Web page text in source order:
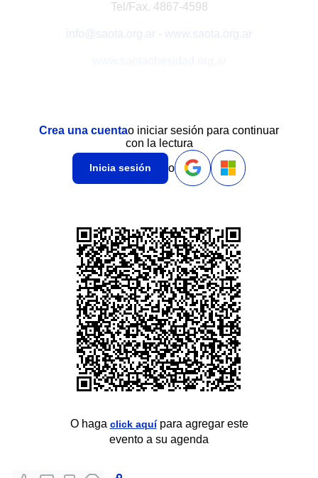
Tel/Fax. 4867-4598
info@saota.org.ar - www.saota.org.ar
Crea una cuentao iniciar sesión para continuar
con la lectura
Inicia sesión o
O haga click aquípara agregar este
evento a su agenda